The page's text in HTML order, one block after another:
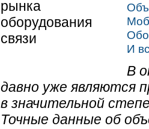
И
В
давно уже являются
в значительной
Точные данные об